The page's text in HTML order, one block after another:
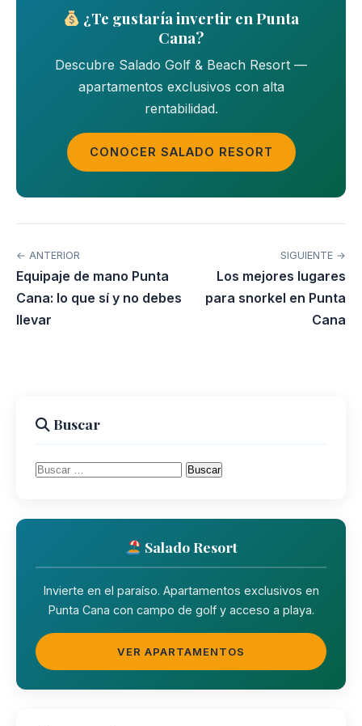
¿Te gustaría invertir en Punta
Cana?
Descubre Salado Golf & Beach Resort —
apartamentos exclusivos con alta
rentabilidad.
CONOCER SALADO RESORT
← ANTERIOR
Equipaje de mano Punta
Cana: lo que sí y no debes
llevar
SIGUIENTE →
Los mejores lugares
para snorkel en Punta
Cana
Buscar
Buscar:
Salado Resort
Invierte en el paraíso. Apartamentos exclusivos en
Punta Cana con campo de golf y acceso a playa.
VER APARTAMENTOS